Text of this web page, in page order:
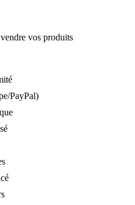
vos produits
PayPal)